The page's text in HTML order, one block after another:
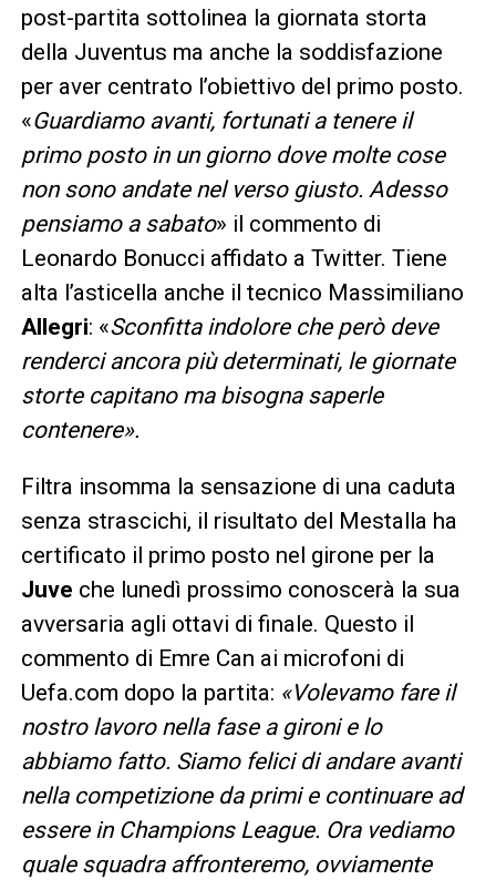
post-partita sottolinea la giornata storta
della Juventus ma anche la soddisfazione
per aver centrato l’obiettivo del primo posto.
«Guardiamo avanti, fortunati a tenere il
primo posto in un giorno dove molte cose
non sono andate nel verso giusto. Adesso
pensiamo a sabato» il commento di
Leonardo Bonucci affidato a Twitter. Tiene
alta l’asticella anche il tecnico Massimiliano
Allegri: «Sconfitta indolore che però deve
renderci ancora più determinati, le giornate
storte capitano ma bisogna saperle
contenere».
Filtra insomma la sensazione di una caduta
senza strascichi, il risultato del Mestalla ha
certificato il primo posto nel girone per la
Juve che lunedì prossimo conoscerà la sua
avversaria agli ottavi di finale. Questo il
commento di Emre Can ai microfoni di
Uefa.com dopo la partita: «Volevamo fare il
nostro lavoro nella fase a gironi e lo
abbiamo fatto. Siamo felici di andare avanti
nella competizione da primi e continuare ad
essere in Champions League. Ora vediamo
quale squadra affronteremo, ovviamente